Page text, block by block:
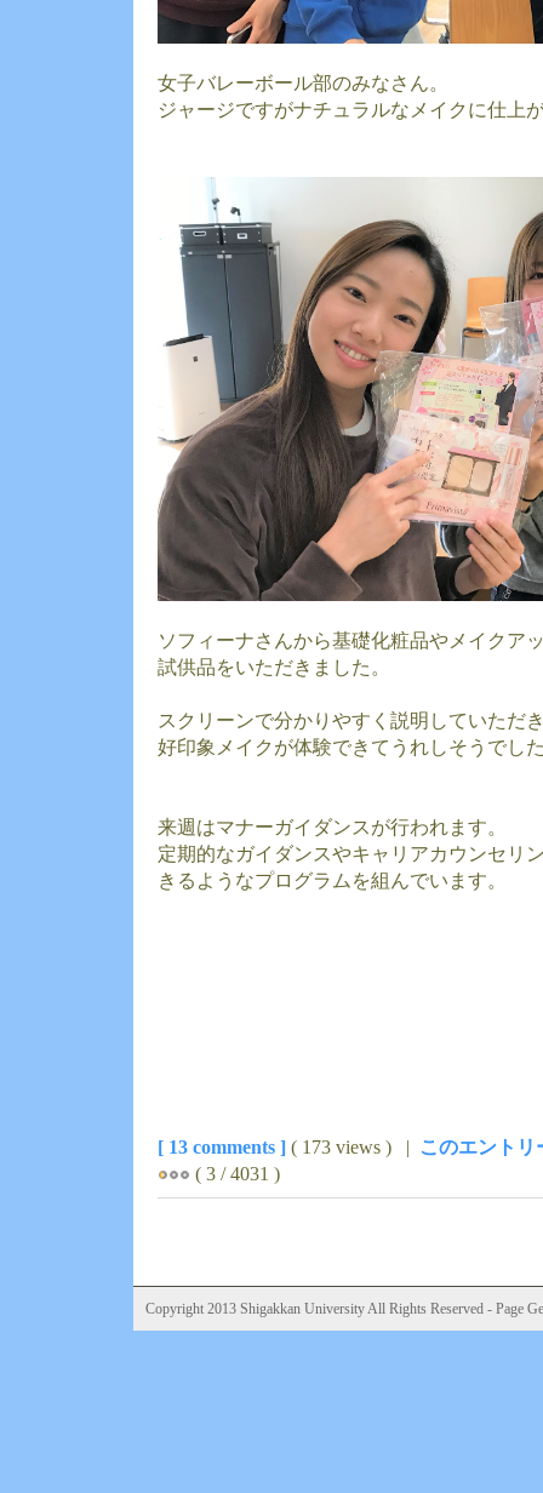
女子バレーボール部のみなさん。
ジャージですがナチュラルなメイクに仕上
ソフィーナさんから基礎化粧品やメイクア
試供品をいただきました。
スクリーンで分かりやすく説明していただ
好印象メイクが体験できてうれしそうでし
来週はマナーガイダンスが行われます。
定期的なガイダンスやキャリアカウンセリ
きるようなプログラムを組んでいます。
[ 13 comments ] ( 173 views ) | このエント
( 3 / 4031 )
Copyright 2013 Shigakkan University All Rights Reserved - Page